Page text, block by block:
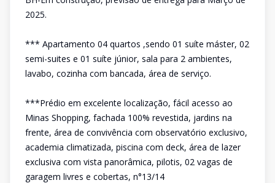
2025.
*** Apartamento 04 quartos ,sendo 01 suíte máster, 02
semi-suites e 01 suíte júnior, sala para 2 ambientes,
lavabo, cozinha com bancada, área de serviço.
***Prédio em excelente localização, fácil acesso ao
Minas Shopping, fachada 100% revestida, jardins na
frente, área de convivência com observatório exclusivo,
academia climatizada, piscina com deck, área de lazer
exclusiva com vista panorâmica, pilotis, 02 vagas de
garagem livres e cobertas, n°13/14